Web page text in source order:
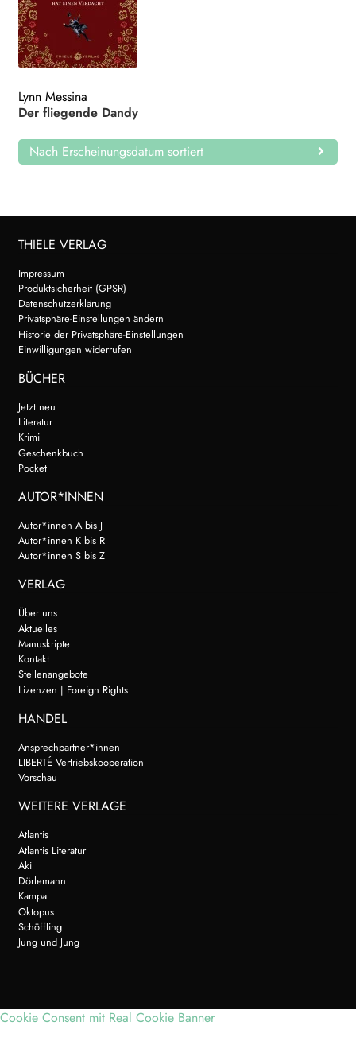
Lynn Messina
Der fliegende Dandy
Nach Erscheinungsdatum sortiert
THIELE VERLAG
Impressum
Produktsicherheit (GPSR)
Datenschutzerklärung
Privatsphäre-Einstellungen ändern
Historie der Privatsphäre-Einstellungen
Einwilligungen widerrufen
BÜCHER
Jetzt neu
Literatur
Krimi
Geschenkbuch
Pocket
AUTOR*INNEN
Autor*innen A bis J
Autor*innen K bis R
Autor*innen S bis Z
VERLAG
Über uns
Aktuelles
Manuskripte
Kontakt
Stellenangebote
Lizenzen | Foreign Rights
HANDEL
Ansprechpartner*innen
LIBERTÉ Vertriebskooperation
Vorschau
WEITERE VERLAGE
Atlantis
Atlantis Literatur
Aki
Dörlemann
Kampa
Oktopus
Schöffling
Jung und Jung
Cookie Consent mit Real Cookie Banner